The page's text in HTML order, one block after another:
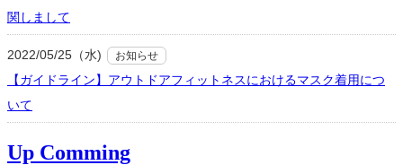
関しまして
2022/05/25（水) お知らせ
【ガイドライン】アウトドアフィットネスにおけるマスク着用につ
いて
Up Comming